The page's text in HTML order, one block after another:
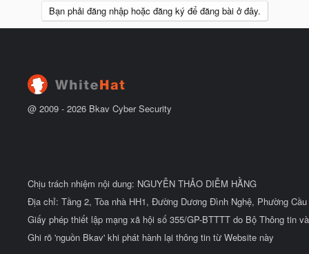
Bạn phải đăng nhập hoặc đăng ký để đăng bài ở đây.
@ 2009 - 2026 Bkav Cyber Security
Chịu trách nhiệm nội dung: NGUYỄN THẢO DIỄM HẰNG
Địa chỉ: Tầng 2, Tòa nhà HH1, Đường Dương Đình Nghệ, Phường
Giấy phép thiết lập mạng xã hội số 355/GP-BTTTT do Bộ Thông tin
Ghi rõ 'nguồn Bkav' khi phát hành lại thông tin từ Website này